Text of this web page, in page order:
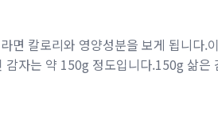
칼로리와 영양성분을 보게 됩니다.
자는 약 150g 정도입니다.150g 삶